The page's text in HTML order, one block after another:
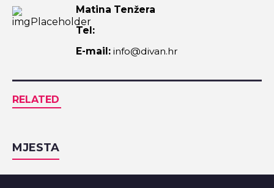
Matina Tenžera
Tel:
E-mail: info@divan.hr
RELATED
MJESTA